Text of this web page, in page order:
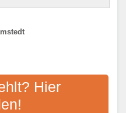
BAD
E.V.
Bad Bramstedt
Hier